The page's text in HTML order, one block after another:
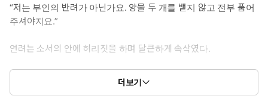
“저는 부인의 반려가 아닌가요. 양물 두 개를 뱉지 않고 전부 품어
주셔야지요.”
연려는 소서의 안에 허리짓을 하며 달큰하게 속삭였다.
“뱀의 짝짓기는 짧으면 나흘, 길면 한 달이 걸린 답니다.”
더보기